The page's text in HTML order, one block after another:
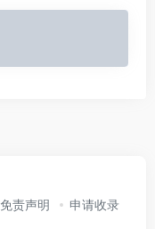
免责声明 申请收录